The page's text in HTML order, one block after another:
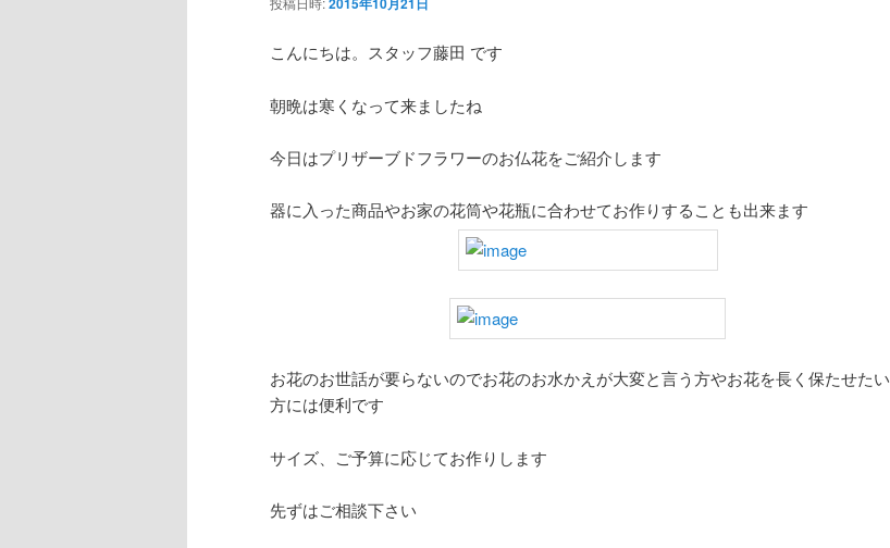
こんにちは。スタッフ藤田 です
朝晩は寒くなって来ましたね
今日はプリザーブドフラワーのお仏花をご紹介します
器に入った商品やお家の花筒や花瓶に合わせてお作りすることも出来ます
お花のお世話が要らないのでお花のお水かえが大変と言う方やお花を長く保たせたい
方には便利です
サイズ、ご予算に応じてお作りします
先ずはご相談下さい